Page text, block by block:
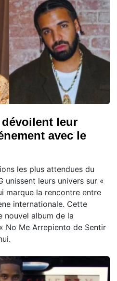
dévoilent leur
avec le
les plus attendues du
unissent leurs univers sur «
marque la rencontre entre
internationale. Cette
nouvel album de la
No Me Arrepiento de Sentir